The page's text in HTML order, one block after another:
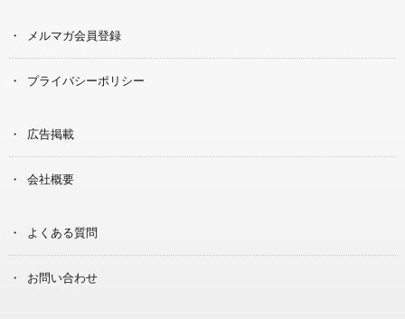
メルマガ会員登録
プライバシーポリシー
広告掲載
会社概要
よくある質問
お問い合わせ